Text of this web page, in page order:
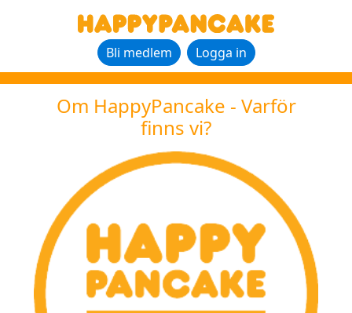
Bli medlem Logga in
Om HappyPancake - Varför
finns vi?